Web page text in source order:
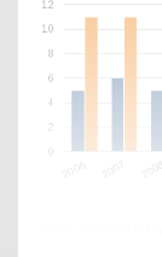
woningen